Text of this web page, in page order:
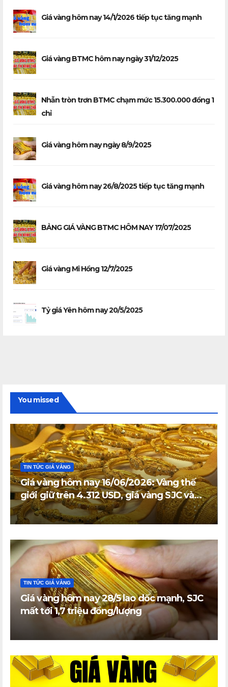
Giá vàng hôm nay 14/1/2026 tiếp tục tăng mạnh
Giá vàng BTMC hôm nay ngày 31/12/2025
Nhẫn tròn trơn BTMC chạm mức 15.300.000 đồng 1
chỉ
Giá vàng hôm nay ngày 8/9/2025
Giá vàng hôm nay 26/8/2025 tiếp tục tăng mạnh
BẢNG GIÁ VÀNG BTMC HÔM NAY 17/07/2025
Giá vàng Mi Hồng 12/7/2025
Tỷ giá Yên hôm nay 20/5/2025
You missed
TIN TỨC GIÁ VÀNG
Giá vàng hôm nay 16/06/2026: Vàng thế
giới giữ trên 4.312 USD, giá vàng SJC và
vàng nhẫn trong nước đi ngang
TIN TỨC GIÁ VÀNG
Giá vàng hôm nay 28/5 lao dốc mạnh, SJC
mất tới 1,7 triệu đồng/lượng